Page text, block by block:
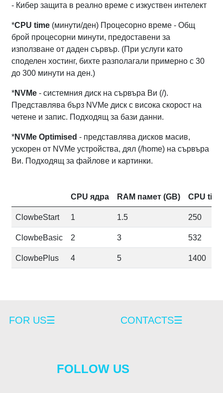
- Кибер защита в реално време с изкуствен интелект
*CPU time (минути/ден) Процесорно време - Общ
брой процесорни минути, предоставени за
използване от даден сървър. (При услуги като
споделен хостинг, бихте разполагали примерно с 30
до 300 минути на ден.)
*NVMe - системния диск на сървъра Ви (/).
Представлява бърз NVMe диск с висока скорост на
четене и запис. Подходящ за бази данни.
*NVMe Optimised - представлява дисков масив,
ускорен от NVMe устройства, дял (/home) на сървъра
Ви. Подходящ за файлове и картинки.
CPU ядра RAM памет (GB) CPU
ClowbeStart 1 1.5 250
ClowbeBasic 2 3 532
ClowbePlus 4 5 1400
FOR US☰ CONTACTS☰
FOLLOW US